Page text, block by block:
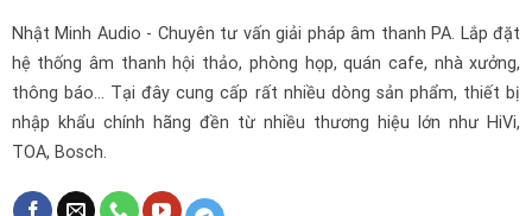
Nhật Minh Audio - Chuyên tư vấn giải pháp âm thanh PA. Lắp đặt
hệ thống âm thanh hội thảo, phòng họp, quán cafe, nhà xưởng,
thông báo... Tại đây cung cấp rất nhiều dòng sản phẩm, thiết bị
nhập khẩu chính hãng đền từ nhiều thương hiệu lớn như HiVi,
TOA, Bosch.